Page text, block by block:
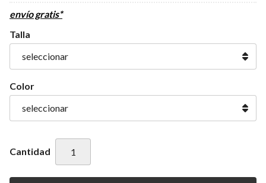
envío gratis*
Talla
Color
Cantidad